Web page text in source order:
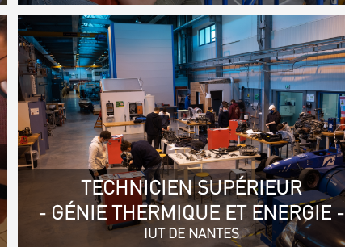
TECHNICIEN SUPÉRIEUR
- GÉNIE THERMIQUE ET ENERGIE -
IUT DE NANTES